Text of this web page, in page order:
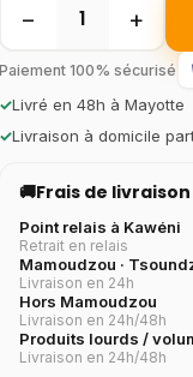
− 1 +
Paiement 100% sécurisé
✓Livré en 48h à Mayotte
✓Livraison à domicile
🚚Frais de
Point relais à Kawéni
Retrait en relais
Mamoudzou ·
Livraison en 24h
Hors Mamoudzou
Livraison en 24h/48h
Produits lourds /
Livraison en 24h/48h